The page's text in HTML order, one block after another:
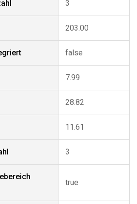
3
203.00
false
7.99
28.82
11.61
3
true